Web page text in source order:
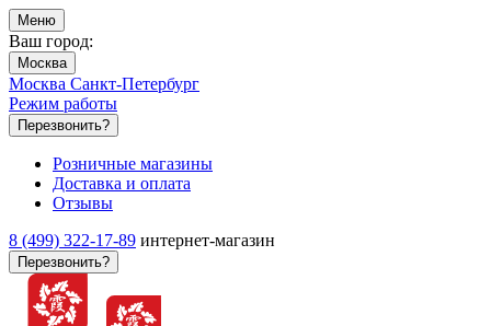
Меню
Ваш город:
Москва
Москва Санкт-Петербург
Режим работы
Перезвонить?
Розничные магазины
Доставка и оплата
Отзывы
8 (499) 322-17-89 интернет-магазин
Перезвонить?